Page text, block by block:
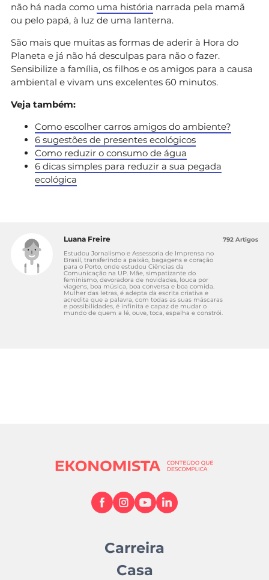
não há nada como uma história narrada pela mamã
ou pelo papá, à luz de uma lanterna.
São mais que muitas as formas de aderir à Hora do
Planeta e já não há desculpas para não o fazer.
Sensibilize a família, os filhos e os amigos para a causa
ambiental e vivam uns excelentes 60 minutos.
Veja também:
Como escolher carros amigos do ambiente?
6 sugestões de presentes ecológicos
Como reduzir o consumo de água
6 dicas simples para reduzir a sua pegada
ecológica
Luana Freire
Estudou Jornalismo e Assessoria de Imprensa no
Brasil, transferindo a paixão, bagagens e coração
para o Porto, onde estudou Ciências da
Comunicação na UP. Mãe, simpatizante do
feminismo, devoradora de novidades, louca por
viagens, boa música, boa conversa e boa comida.
Mulher das letras, é adepta da escrita criativa e
acredita que a palavra, com todas as suas máscaras
e possibilidades, é infinita e capaz de mudar o
mundo de quem a lê, ouve, toca, espalha e constrói.
792 Artigos
Carreira
Casa